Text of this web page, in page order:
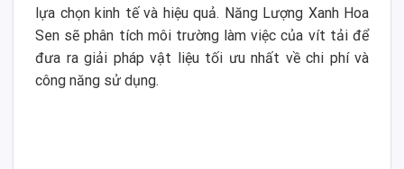
lựa chọn kinh tế và hiệu quả. Năng Lượng Xanh Hoa
Sen sẽ phân tích môi trường làm việc của vít tải để
đưa ra giải pháp vật liệu tối ưu nhất về chi phí và
công năng sử dụng.